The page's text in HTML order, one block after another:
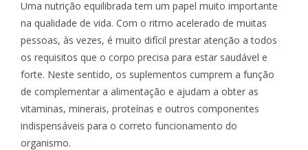
Uma nutrição equilibrada tem um papel muito importante
na qualidade de vida. Com o ritmo acelerado de muitas
pessoas, às vezes, é muito difícil prestar atenção a todos
os requisitos que o corpo precisa para estar saudável e
forte. Neste sentido, os suplementos cumprem a função
de complementar a alimentação e ajudam a obter as
vitaminas, minerais, proteínas e outros componentes
indispensáveis para o correto funcionamento do
organismo.